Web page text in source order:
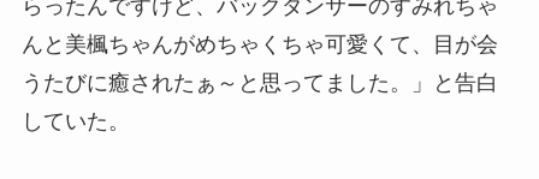
らったんですけど、バックダンサーのすみれちゃ
んと美楓ちゃんがめちゃくちゃ可愛くて、目が会
うたびに癒されたぁ～と思ってました。」と告白
していた。